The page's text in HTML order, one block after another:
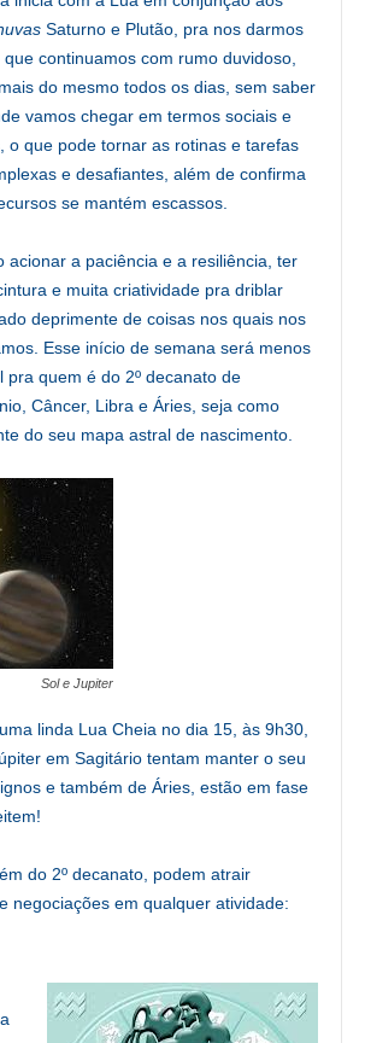
Saturno e Plutão, pra nos darmos
continuamos com rumo duvidoso,
do mesmo todos os dias, sem saber
vamos chegar em termos sociais e
o que pode tornar as rotinas e tarefas
e desafiantes, além de confirma
se mantém escassos.
acionar a paciência e a resiliência, ter
e muita criatividade pra driblar
deprimente de coisas nos quais nos
Esse início de semana será menos
pra quem é do 2º decanato de
Câncer, Libra e Áries, seja como
do seu mapa astral de nascimento.
Sol e Jupiter
linda Lua Cheia no dia 15, às 9h30,
em Sagitário tentam manter o seu
e também de Áries, estão em fase
do 2º decanato, podem atrair
negociações em qualquer atividade: